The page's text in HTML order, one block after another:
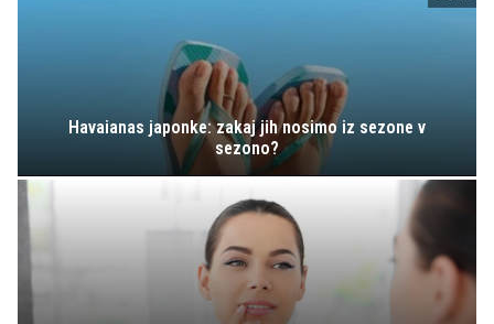
Havaianas japonke: zakaj jih nosimo iz sezone v
sezono?